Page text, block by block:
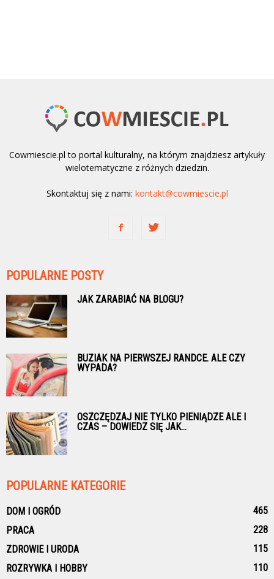
Cowmiescie.pl to portal kulturalny, na którym znajdziesz artykuły
wielotematyczne z różnych dziedzin.
Skontaktuj się z nami: kontakt@cowmiescie.pl
POPULARNE POSTY
JAK ZARABIAĆ NA BLOGU?
BUZIAK NA PIERWSZEJ RANDCE. ALE CZY
WYPADA?
OSZCZĘDZAJ NIE TYLKO PIENIĄDZE ALE I
CZAS – DOWIEDZ SIĘ JAK...
POPULARNE KATEGORIE
DOM I OGRÓD
465
PRACA
228
ZDROWIE I URODA
115
ROZRYWKA I HOBBY
110